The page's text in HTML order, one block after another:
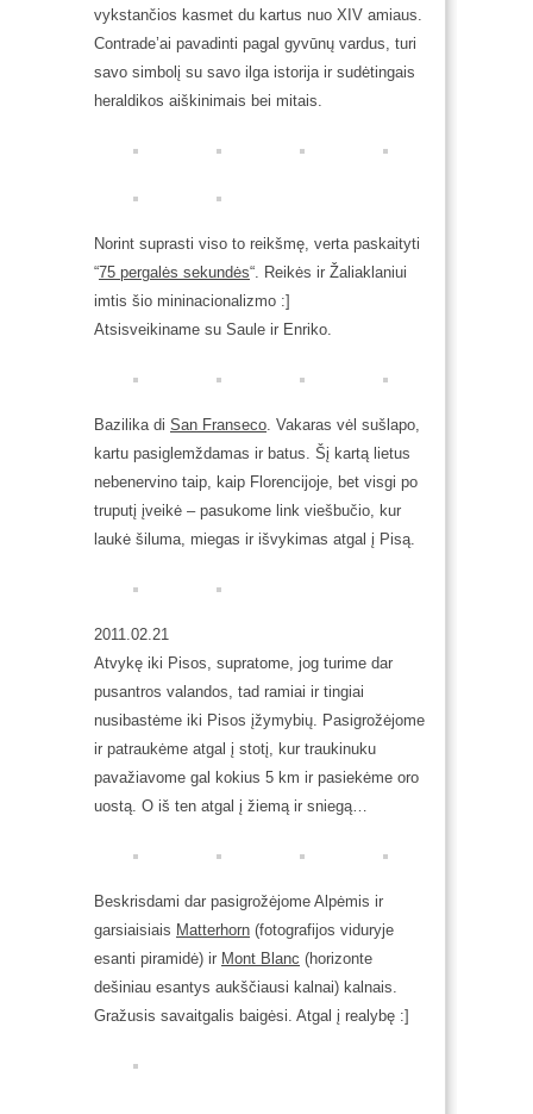
vykstančios kasmet du kartus nuo XIV amiaus.
Contrade’ai pavadinti pagal gyvūnų vardus, turi
savo simbolį su savo ilga istorija ir sudėtingais
heraldikos aiškinimais bei mitais.
Norint suprasti viso to reikšmę, verta paskaityti
“75 pergalės sekundės“. Reikės ir Žaliaklaniui
imtis šio mininacionalizmo :]
Atsisveikiname su Saule ir Enriko.
Bazilika di San Franseco . Vakaras vėl sušlapo,
kartu pasiglemždamas ir batus. Šį kartą lietus
nebenervino taip, kaip Florencijoje, bet visgi po
truputį įveikė – pasukome link viešbučio, kur
laukė šiluma, miegas ir išvykimas atgal į Pisą.
2011.02.21
Atvykę iki Pisos, supratome, jog turime dar
pusantros valandos, tad ramiai ir tingiai
nusibastėme iki Pisos įžymybių. Pasigrožėjome
ir patraukėme atgal į stotį, kur traukinuku
pavažiavome gal kokius 5 km ir pasiekėme oro
uostą. O iš ten atgal į žiemą ir sniegą…
Beskrisdami dar pasigrožėjome Alpėmis ir
garsiaisiais Matterhorn (fotografijos viduryje
esanti piramidė) ir Mont Blanc (horizonte
dešiniau esantys aukščiausi kalnai) kalnais.
Gražusis savaitgalis baigėsi. Atgal į realybę :]